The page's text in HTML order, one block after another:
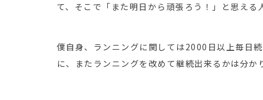
て、そこで「また明日から頑張ろう！」と思える
僕自身、ランニングに関しては2000日以上毎日
に、またランニングを改めて継続出来るかは分か